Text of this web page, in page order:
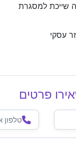
שייכת למסגרת
עסקי
פרטים